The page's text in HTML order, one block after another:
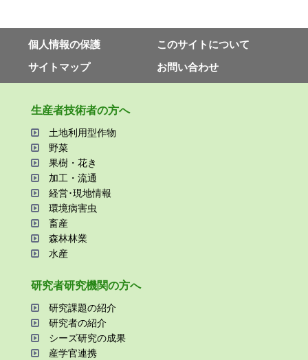
個⼈情報の保護
このサイトについて
サイトマップ
お問い合わせ
⽣産者技術者の⽅へ
⼟地利⽤型作物
野菜
果樹・花き
加⼯・流通
経営･現地情報
環境病害⾍
畜産
森林林業
⽔産
研究者研究機関の⽅へ
研究課題の紹介
研究者の紹介
シーズ研究の成果
産学官連携